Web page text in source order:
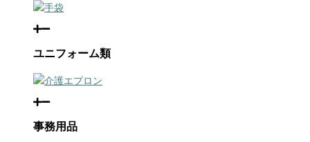
手袋
ユニフォーム類
介護エプロン
事務用品